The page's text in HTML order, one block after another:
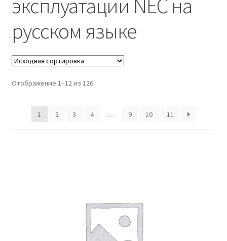
эксплуатации NEC на
русском языке
Отображение 1–12 из 126
1 2 3 4 … 9 10 11